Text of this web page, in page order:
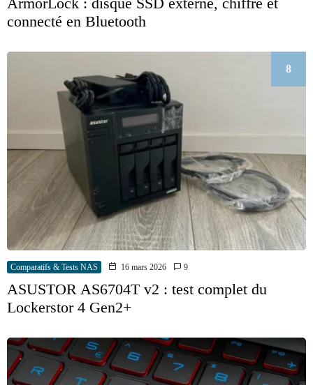
connecté en Bluetooth
8
Comparatifs & Tests NAS 16 mars 2026 9
ASUSTOR AS6704T v2 : test complet du
Lockerstor 4 Gen2+